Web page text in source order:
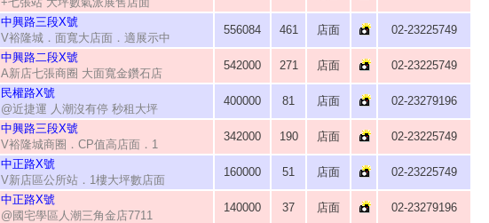
中興路三段X號
V裕隆城．面寬大店面．適展示中
556084 461 店面 02-23225749
中興路二段X號
A新店七張商圈 大面寬金鑽石店
542000 271 店面 02-23225749
民權路X號
@近捷運 人潮沒有停 秒租大坪
400000 81 店面 02-23279196
中興路三段X號
V裕隆城商圈．CP值高店面．1
342000 190 店面 02-23225749
中正路X號
V新店區公所站．1樓大坪數店面
160000 51 店面 02-23225749
中正路X號
@國宅學區人潮三角金店7711
140000 37 店面 02-23279196